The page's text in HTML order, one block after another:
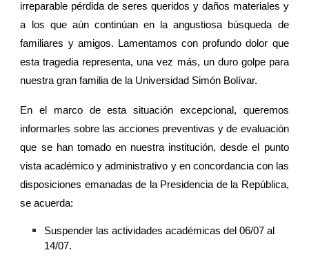
irreparable pérdida de seres queridos y daños materiales y
a los que aún continúan en la angustiosa búsqueda de
familiares y amigos. Lamentamos con profundo dolor que
esta tragedia representa, una vez más, un duro golpe para
nuestra gran familia de la Universidad Simón Bolívar.
En el marco de esta situación excepcional, queremos
informarles sobre las acciones preventivas y de evaluación
que se han tomado en nuestra institución, desde el punto
vista académico y administrativo y en concordancia con las
disposiciones emanadas de la Presidencia de la República,
se acuerda:
Suspender las actividades académicas del 06/07 al
14/07.